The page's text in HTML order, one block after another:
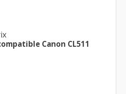
Canon CL511